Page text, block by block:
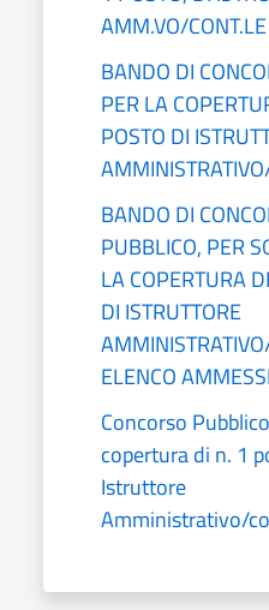
AMM.VO/CONT.LE
BANDO DI
PER LA
POSTO DI
BANDO DI
PUBBLICO, PER
LA COPERTURA
DI ISTRUTTORE
ELENCO
Concorso
copertura di n. 1
Istruttore
Amministrativo/